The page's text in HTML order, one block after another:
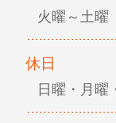
火曜～土
休日
日曜・月曜